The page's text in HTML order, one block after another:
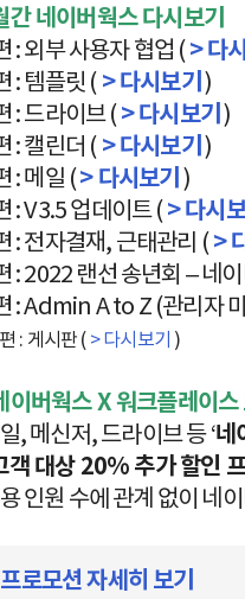
간 네이버웍스 다시보기
: 외부 사용자 협업 (> 다
: 템플릿 ( > 다시보기 )
: 드라이브 (> 다시보기 )
: 캘린더 (> 다시보기 )
: 메일 (> 다시보기 )
: V3.5 업데이트 (> 다시
: 전자결재, 근태관리 (>
: 2022 랜선 송년회 – 네
: Admin A to Z (관리자
: 게시판 (> 다시보기 )
이버웍스 X 워크플레이스
, 메신저, 드라이브 등 ‘네
객 대상 20% 추가 할인
인원 수에 관계 없이 네
로모션 자세히 보기